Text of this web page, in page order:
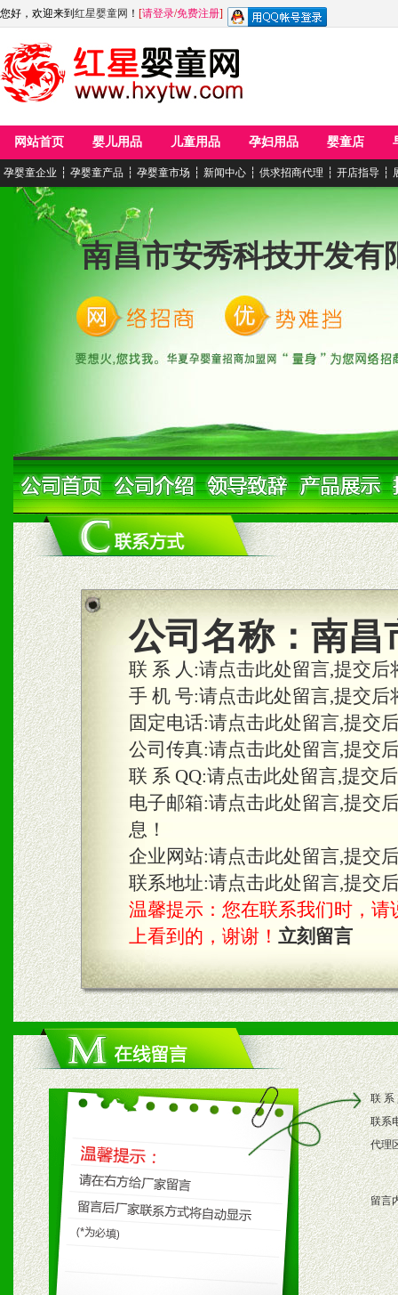
您好，欢迎来到 红星婴童网 ！ [请登录/免费注册]
网站首页 婴儿用品 儿童用品 孕妇用品 婴童店
孕婴童企业 ┆ 孕婴童产品 ┆ 孕婴童市场 ┆ 新闻中心 ┆ 供求招商代理 ┆ 开店指导 ┆
南昌市安秀科技开发有
公司名称： 南昌
联 系 人:请点击此处留言,提交
手 机 号:请点击此处留言,提交
固定电话:请点击此处留言,提交
公司传真:请点击此处留言,提交
联 系 QQ:请点击此处留言,提交
电子邮箱:请点击此处留言,提交
息！
企业网站:请点击此处留言,提交
联系地址:请点击此处留言,提交
温馨提示：您在联系我们时，请
上看到的，谢谢！ 立刻留言
联 系
联系
代理
留言